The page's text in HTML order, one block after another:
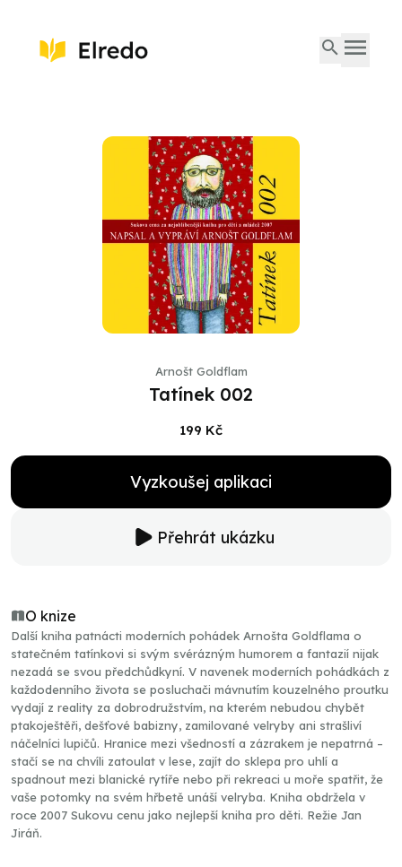
Arnošt Goldflam
Tatínek 002
199 Kč
Vyzkoušej aplikaci
Přehrát ukázku
O knize
Další kniha patnácti moderních pohádek Arnošta Goldflama o
statečném tatínkovi si svým svérázným humorem a fantazií nijak
nezadá se svou předchůdkyní. V navenek moderních pohádkách z
každodenního života se posluchači mávnutím kouzelného proutku
vydají z reality za dobrodružstvím, na kterém nebudou chybět
ptakoještěři, dešťové babizny, zamilované velryby ani strašliví
náčelníci lupičů. Hranice mezi všedností a zázrakem je nepatrná –
stačí se na chvíli zatoulat v lese, zajít do sklepa pro uhlí a
spadnout mezi blanické rytíře nebo při rekreaci u moře spatřit, že
vaše potomky na svém hřbetě unáší velryba. Kniha obdržela v
roce 2007 Sukovu cenu jako nejlepší kniha pro děti. Režie Jan
Jiráň.